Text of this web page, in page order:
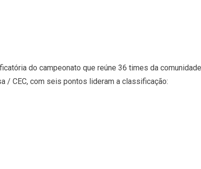
do campeonato que reúne 36 times da
/ CEC, com seis pontos lideram a classificação: